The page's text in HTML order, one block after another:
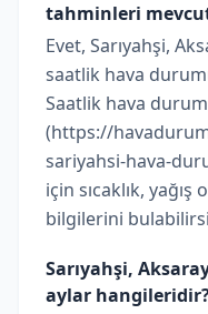
tahminleri
Evet, Sarıyahşi,
saatlik hava
Saatlik hava
(https://
sariyahsi-hava-
için sıcaklık, yağış
bilgilerini
Sarıyahşi,
aylar